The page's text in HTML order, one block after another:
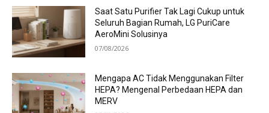
Saat Satu Purifier Tak Lagi Cukup untuk
Seluruh Bagian Rumah, LG PuriCare
AeroMini Solusinya
07/08/2026
Mengapa AC Tidak Menggunakan Filter
HEPA? Mengenal Perbedaan HEPA dan
MERV